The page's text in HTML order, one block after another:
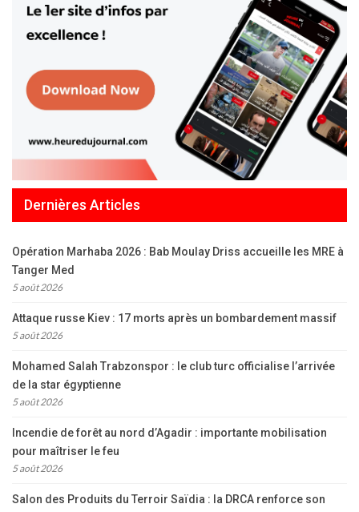
Dernières Articles
Opération Marhaba 2026 : Bab Moulay Driss accueille les MRE à
Tanger Med
5 août 2026
Attaque russe Kiev : 17 morts après un bombardement massif
5 août 2026
Mohamed Salah Trabzonspor : le club turc officialise l’arrivée
de la star égyptienne
5 août 2026
Incendie de forêt au nord d’Agadir : importante mobilisation
pour maîtriser le feu
5 août 2026
Salon des Produits du Terroir Saïdia : la DRCA renforce son